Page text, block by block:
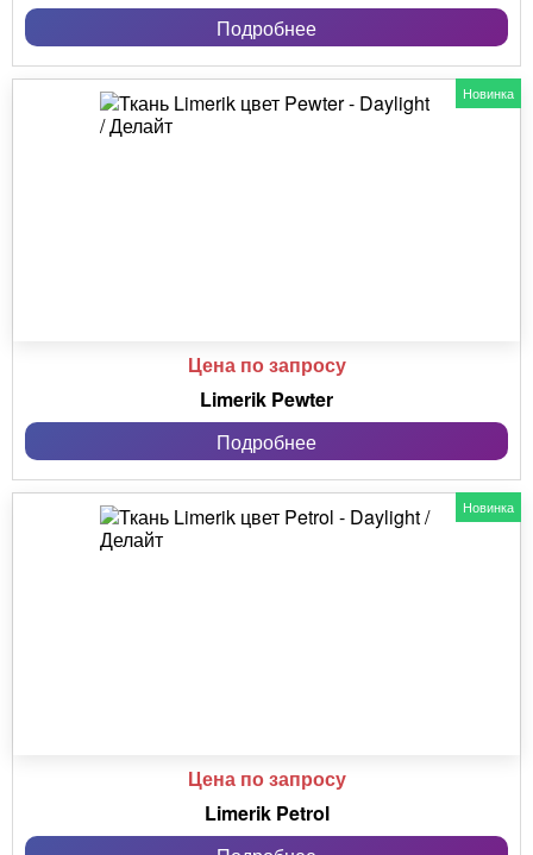
Подробнее
Новинка
Цена по запросу
Limerik Pewter
Подробнее
Новинка
Цена по запросу
Limerik Petrol